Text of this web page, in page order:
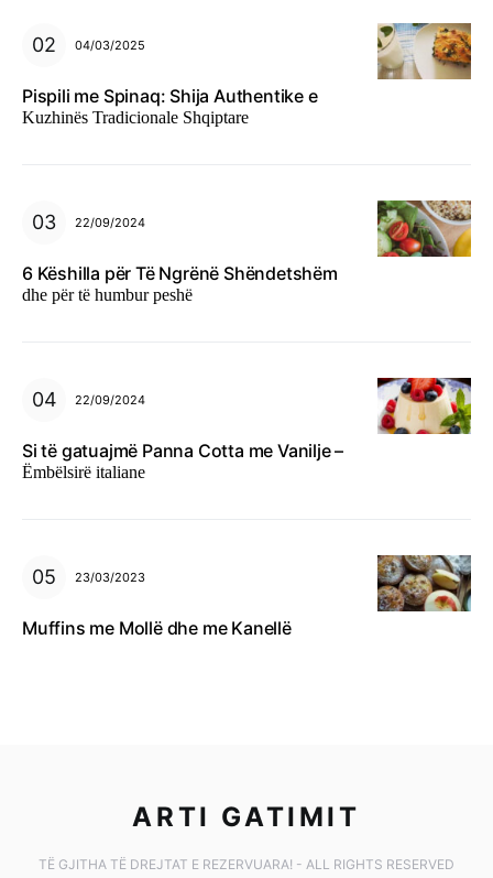
04/03/2025
Pispili me Spinaq: Shija Authentike e
Kuzhinës Tradicionale Shqiptare
22/09/2024
6 Këshilla për Të Ngrënë Shëndetshëm
dhe për të humbur peshë
22/09/2024
Si të gatuajmë Panna Cotta me Vanilje –
Ëmbëlsirë italiane
23/03/2023
Muffins me Mollë dhe me Kanellë
ARTI GATIMIT
TË GJITHA TË DREJTAT E REZERVUARA! - ALL RIGHTS RESERVED